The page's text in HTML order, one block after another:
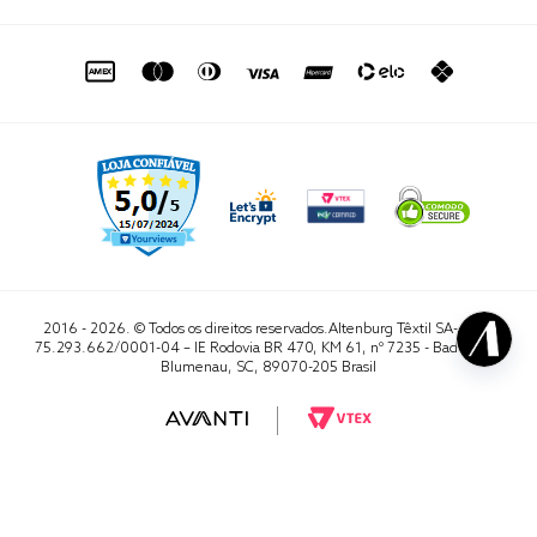
sac@altenburg.com.br
2016 - 2026. © Todos os direitos reservados.Altenburg Têxtil SA- CNPJ
75.293.662/0001-04 – IE Rodovia BR 470, KM 61, nº 7235 - Badenfurt,
Blumenau, SC, 89070-205 Brasil